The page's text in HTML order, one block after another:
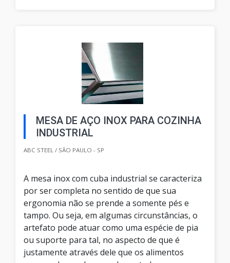
MESA DE AÇO INOX PARA COZINHA
INDUSTRIAL
ABC STEEL / SÃO PAULO - SP
A mesa inox com cuba industrial se caracteriza
por ser completa no sentido de que sua
ergonomia não se prende a somente pés e
tampo. Ou seja, em algumas circunstâncias, o
artefato pode atuar como uma espécie de pia
ou suporte para tal, no aspecto de que é
justamente através dele que os alimentos